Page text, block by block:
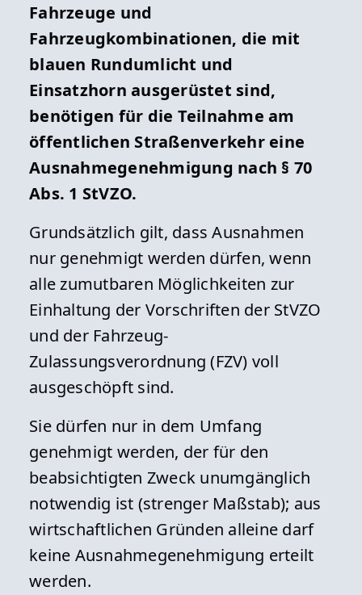
Fahrzeuge und
Fahrzeugkombinationen, die mit
blauen Rundumlicht und
Einsatzhorn ausgerüstet sind,
benötigen für die Teilnahme am
öffentlichen Straßenverkehr eine
Ausnahmegenehmigung nach § 70
Abs. 1 StVZO.
Grundsätzlich gilt, dass Ausnahmen
nur genehmigt werden dürfen, wenn
alle zumutbaren Möglichkeiten zur
Einhaltung der Vorschriften der StVZO
und der Fahrzeug-
Zulassungsverordnung (FZV) voll
ausgeschöpft sind.
Sie dürfen nur in dem Umfang
genehmigt werden, der für den
beabsichtigten Zweck unumgänglich
notwendig ist (strenger Maßstab); aus
wirtschaftlichen Gründen alleine darf
keine Ausnahmegenehmigung erteilt
werden.